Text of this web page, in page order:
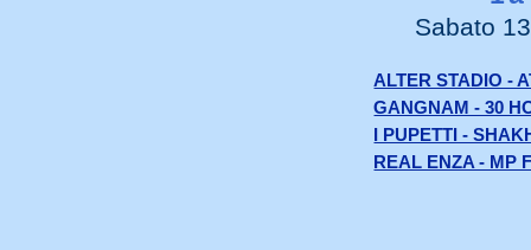
Sabato
ALTER STADIO -
GANGNAM - 30
I PUPETTI -
REAL ENZA - MP